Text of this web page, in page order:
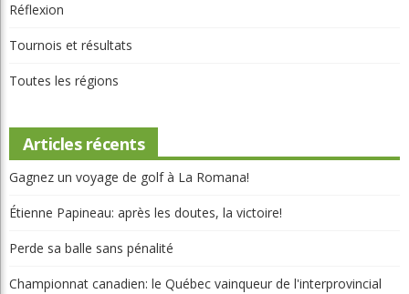
Réflexion
Tournois et résultats
Toutes les régions
Articles récents
Gagnez un voyage de golf à La Romana!
Étienne Papineau: après les doutes, la victoire!
Perde sa balle sans pénalité
Championnat canadien: le Québec vainqueur de l'interprovincial